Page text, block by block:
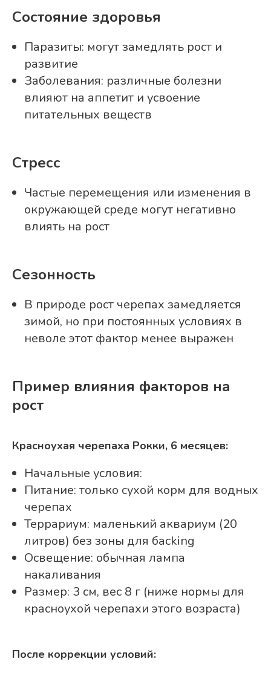
Состояние здоровья
Паразиты: могут замедлять рост и
развитие
Заболевания: различные болезни
влияют на аппетит и усвоение
питательных веществ
Стресс
Частые перемещения или изменения в
окружающей среде могут негативно
влиять на рост
Сезонность
В природе рост черепах замедляется
зимой, но при постоянных условиях в
неволе этот фактор менее выражен
Пример влияния факторов на
рост
Красноухая черепаха Рокки, 6 месяцев:
Начальные условия:
Питание: только сухой корм для водных
черепах
Террариум: маленький аквариум (20
литров) без зоны для басking
Освещение: обычная лампа
накаливания
Размер: 3 см, вес 8 г (ниже нормы для
красноухой черепахи этого возраста)
После коррекции условий: